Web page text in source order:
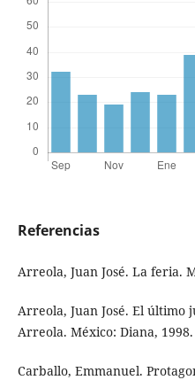
Referencias
Arreola, Juan José. La feria.
Arreola, Juan José. El último
Arreola. México: Diana, 1998.
Carballo, Emmanuel.